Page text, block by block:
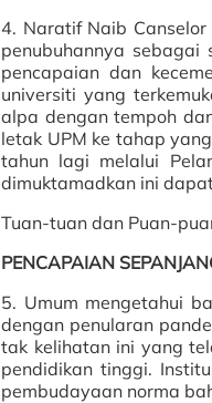
4. Naratif Naib
penubuhannya
pencapaian dan
universiti yang
alpa dengan tempoh
letak UPM ke tahap
tahun lagi melalui
dimuktamadkan ini
Tuan-tuan dan Puan-
PENCAPAIAN
5. Umum mengetahui
dengan penularan
tak kelihatan ini yang
pendidikan tinggi.
pembudayaan norma